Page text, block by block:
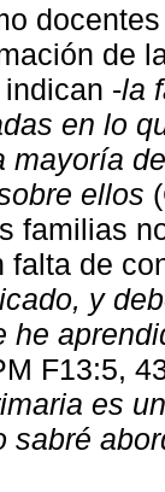
de
-la
en lo
mayoría
ellos
familias
falta de
y
he
F13:5,
es
sabré